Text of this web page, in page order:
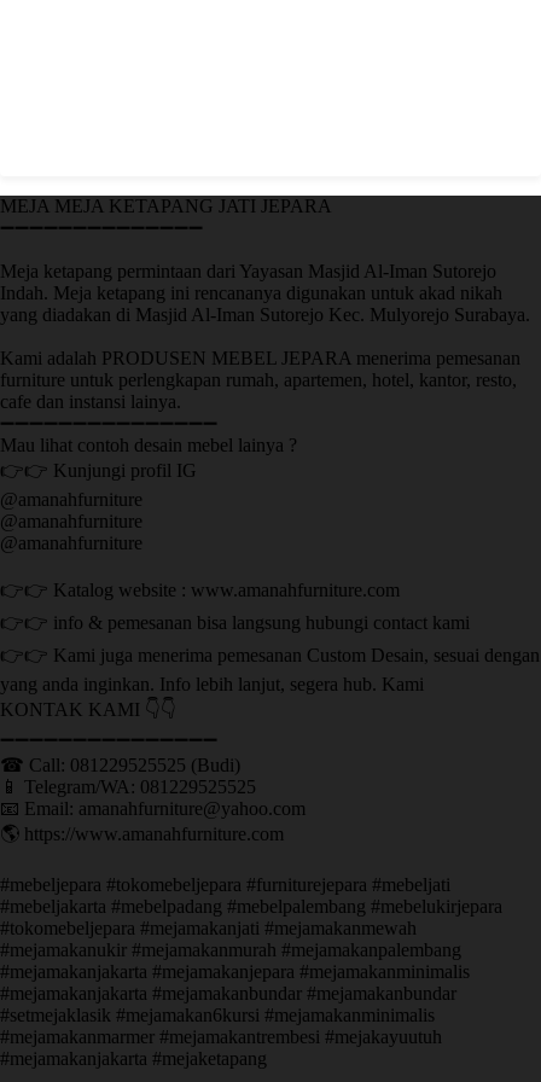
MEJA MEJA KETAPANG JATI JEPARA
➖➖➖➖➖➖➖➖➖➖➖➖➖➖
Meja ketapang permintaan dari Yayasan Masjid Al-Iman Sutorejo
Indah. Meja ketapang ini rencananya digunakan untuk akad nikah
yang diadakan di Masjid Al-Iman Sutorejo Kec. Mulyorejo Surabaya.
Kami adalah PRODUSEN MEBEL JEPARA menerima pemesanan
furniture untuk perlengkapan rumah, apartemen, hotel, kantor, resto,
cafe dan instansi lainya.
➖➖➖➖➖➖➖➖➖➖➖➖➖➖➖
Mau lihat contoh desain mebel lainya ?
👉👉 Kunjungi profil IG
@amanahfurniture
@amanahfurniture
@amanahfurniture
👉👉 Katalog website : www.amanahfurniture.com
👉👉 info & pemesanan bisa langsung hubungi contact kami
👉👉 Kami juga menerima pemesanan Custom Desain, sesuai dengan
yang anda inginkan. Info lebih lanjut, segera hub. Kami
KONTAK KAMI 👇👇
➖➖➖➖➖➖➖➖➖➖➖➖➖➖➖ ㅤ
☎ Call: 081229525525 (Budi)
📱 Telegram/WA: 081229525525
📧 Email: amanahfurniture@yahoo.com
🌎 https://www.amanahfurniture.com
#mebeljepara #tokomebeljepara #furniturejepara #mebeljati
#mebeljakarta #mebelpadang #mebelpalembang #mebelukirjepara
#tokomebeljepara #mejamakanjati #mejamakanmewah
#mejamakanukir #mejamakanmurah #mejamakanpalembang
#mejamakanjakarta #mejamakanjepara #mejamakanminimalis
#mejamakanjakarta #mejamakanbundar #mejamakanbundar
#setmejaklasik #mejamakan6kursi #mejamakanminimalis
#mejamakanmarmer #mejamakantrembesi #mejakayuutuh
#mejamakanjakarta #mejaketapang